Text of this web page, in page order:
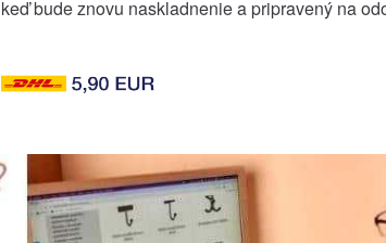
keď bude znovu naskladnenie a pripravený na